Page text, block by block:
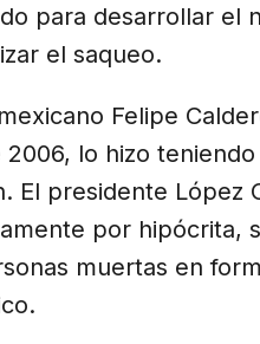
para desarrollar el
el saqueo.
Felipe
lo hizo
El presidente López
por hipócrita,
muertas en